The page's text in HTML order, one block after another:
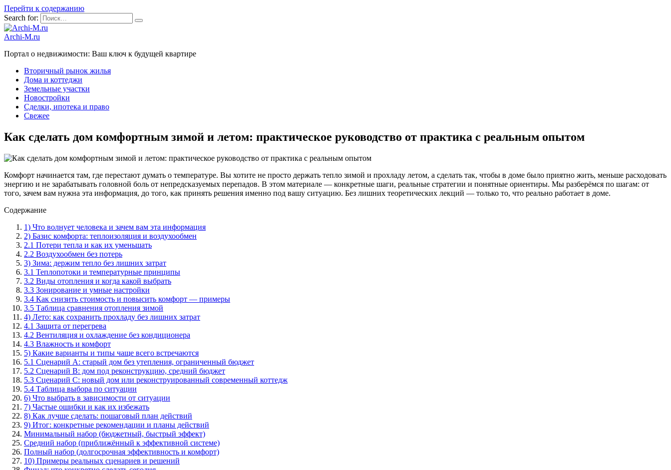
Перейти к содержанию
Search for:
Archi-M.ru
Портал о недвижимости: Ваш ключ к будущей квартире
Вторичный рынок жилья
Дома и коттеджи
Земельные участки
Новостройки
Сделки, ипотека и право
Свежее
Как сделать дом комфортным зимой и летом: практическое руководство от практика с реальным опытом
Комфорт начинается там, где перестают думать о температуре. Вы хотите не просто держать тепло зимой и прохладу летом, а сделать так, чтобы в доме было приятно жить, меньше расходовать
энергию и не зарабатывать головной боль от непредсказуемых перепадов. В этом материале — конкретные шаги, реальные стратегии и понятные ориентиры. Мы разберёмся по шагам: от
того, зачем вам нужна эта информация, до того, как принять решения именно под вашу ситуацию. Без лишних теоретических лекций — только то, что реально работает в доме.
Содержание
1) Что волнует человека и зачем вам эта информация
2) Базис комфорта: теплоизоляция и воздухообмен
2.1 Потери тепла и как их уменьшать
2.2 Воздухообмен без потерь
3) Зима: держим тепло без лишних затрат
3.1 Теплопотоки и температурные принципы
3.2 Виды отопления и когда какой выбрать
3.3 Зонирование и умные настройки
3.4 Как снизить стоимость и повысить комфорт — примеры
3.5 Таблица сравнения отопления зимой
4) Лето: как сохранить прохладу без лишних затрат
4.1 Защита от перегрева
4.2 Вентиляция и охлаждение без кондиционера
4.3 Влажность и комфорт
5) Какие варианты и типы чаще всего встречаются
5.1 Сценарий A: старый дом без утепления, ограниченный бюджет
5.2 Сценарий B: дом под реконструкцию, средний бюджет
5.3 Сценарий C: новый дом или реконструированный современный коттедж
5.4 Таблица выбора по ситуации
6) Что выбрать в зависимости от ситуации
7) Частые ошибки и как их избежать
8) Как лучше сделать: пошаговый план действий
9) Итог: конкретные рекомендации и планы действий
Минимальный набор (бюджетный, быстрый эффект)
Средний набор (приближённый к эффективной системе)
Полный набор (долгосрочная эффективность и комфорт)
10) Примеры реальных сценариев и решений